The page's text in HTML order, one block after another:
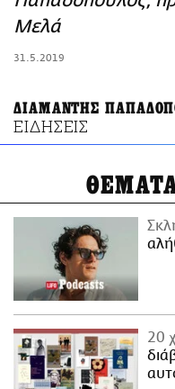
ΑΜΠΑ
Μελά
31.5.2019
ΔΙΑΜΑΝΤΗΣ
ΕΙΔΗΣΕΙΣ
20